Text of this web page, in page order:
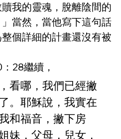
我的靈魂，脫離陰間的
當然，當他寫下這句話
個詳細的計畫還沒有被
28繼續，
看哪，我們已經撇
。耶穌說，我實在
和福音，撇下房
妹，父母，兒女，